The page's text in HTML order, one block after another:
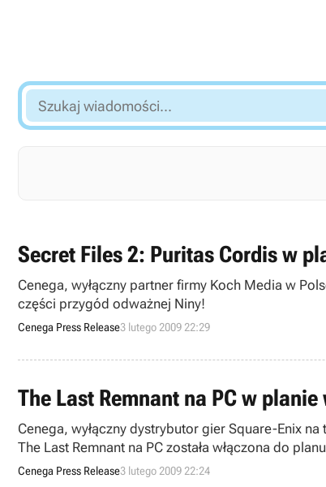
Szukaj
wiadomości...
Secret Files 2: Puritas Cordis w
Cenega, wyłączny partner firmy Koch Media w
części przygód odważnej Niny!
Cenega Press Release3 lutego 2009 22:29
The Last Remnant na PC w
Cenega, wyłączny dystrybutor gier Square-Enix
The Last Remnant na PC została włączona do
Cenega Press Release3 lutego 2009 22:24